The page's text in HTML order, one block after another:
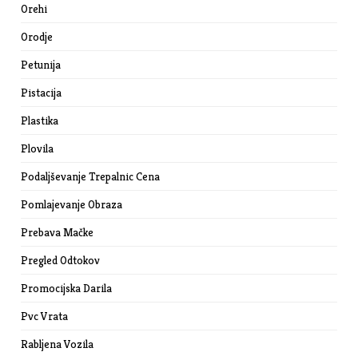
Orehi
Orodje
Petunija
Pistacija
Plastika
Plovila
Podaljševanje Trepalnic Cena
Pomlajevanje Obraza
Prebava Mačke
Pregled Odtokov
Promocijska Darila
Pvc Vrata
Rabljena Vozila